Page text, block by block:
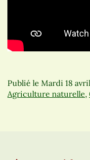
Publié le Mardi 18
Agriculture naturelle,